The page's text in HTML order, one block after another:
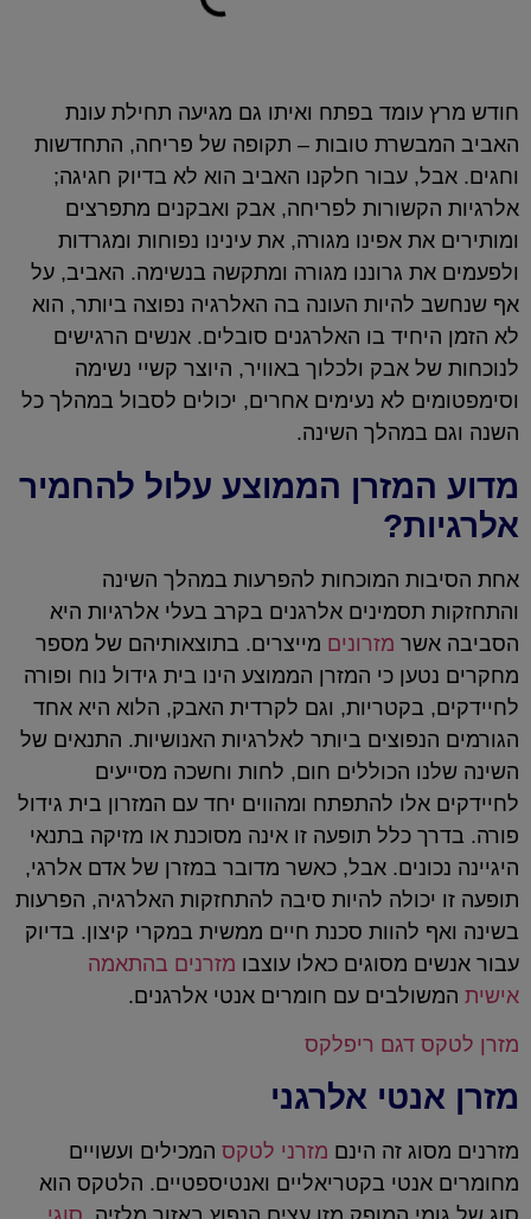
חודש מרץ עומד בפתח ואיתו גם מגיעה תחילת עונת
האביב המבשרת טובות – תקופה של פריחה, התחדשות
וחגים. אבל, עבור חלקנו האביב הוא לא בדיוק חגיגה;
אלרגיות הקשורות לפריחה, אבק ואבקנים מתפרצים
ומותירים את אפינו מגורה, את עינינו נפוחות ומגרדות
ולפעמים את גרוננו מגורה ומתקשה בנשימה. האביב, על
אף שנחשב להיות העונה בה האלרגיה נפוצה ביותר, הוא
לא הזמן היחיד בו האלרגנים סובלים. אנשים הרגישים
לנוכחות של אבק ולכלוך באוויר, היוצר קשיי נשימה
וסימפטומים לא נעימים אחרים, יכולים לסבול במהלך כל
השנה וגם במהלך השינה.
מדוע המזרן הממוצע עלול להחמיר
אלרגיות?
אחת הסיבות המוכחות להפרעות במהלך השינה
והתחזקות תסמינים אלרגנים בקרב בעלי אלרגיות היא
הסביבה אשר מזרונים מייצרים. בתוצאותיהם של מספר
מחקרים נטען כי המזרן הממוצע הינו בית גידול נוח ופורה
לחיידקים, בקטריות, וגם לקרדית האבק, הלוא היא אחד
הגורמים הנפוצים ביותר לאלרגיות האנושיות. התנאים של
השינה שלנו הכוללים חום, לחות וחשכה מסייעים
לחיידקים אלו להתפתח ומהווים יחד עם המזרון בית גידול
פורה. בדרך כלל תופעה זו אינה מסוכנת או מזיקה בתנאי
היגיינה נכונים. אבל, כאשר מדובר במזרן של אדם אלרגי,
תופעה זו יכולה להיות סיבה להתחזקות האלרגיה, הפרעות
בשינה ואף להוות סכנת חיים ממשית במקרי קיצון. בדיוק
עבור אנשים מסוגים כאלו עוצבו מזרנים בהתאמה
אישית המשולבים עם חומרים אנטי אלרגנים.
מזרן לטקס דגם ריפלקס
מזרן אנטי אלרגני
מזרנים מסוג זה הינם מזרני לטקס המכילים ועשויים
מחומרים אנטי בקטריאליים ואנטיספטיים. הלטקס הוא